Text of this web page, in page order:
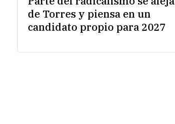
de Torres y piensa en un
candidato propio para 2027